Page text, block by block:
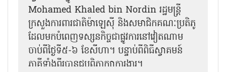
Mohamed Khaled bin Nordin រដ្ឋមន្ត្រី
ក្រសួងការពារជាតិម៉ាឡេស៊ី និងសមាជិកគណៈប្រតិភូ
ដែលមកបំពេញទស្សនកិច្ចជាផ្លូវការនៅវៀតណាម
ចាប់ពីថ្ងៃទី៥-៦ ខែសីហា។ បន្ទាប់ពីពិធីស្វាគមន៍
ភាគីទាំងពីរបានជួបពិភាក្សាការងារ​។